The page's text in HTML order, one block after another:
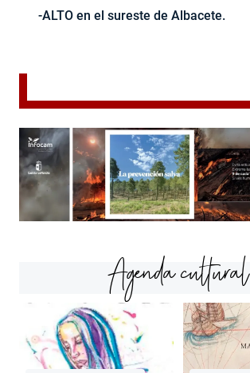
-ALTO en el sureste de Albacete.
Agenda cultural